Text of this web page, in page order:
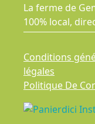
La ferme de
100% local,
Conditions
légales
Politique De